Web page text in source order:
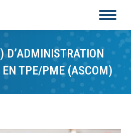
D’ADMINISTRATION
TPE/PME (ASCOM)